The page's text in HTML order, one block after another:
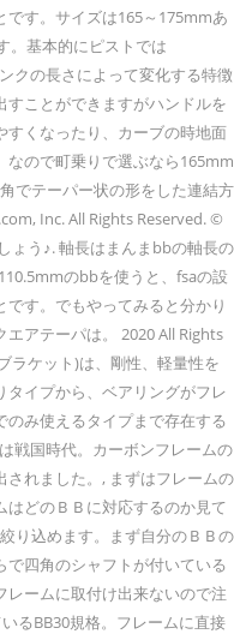
です。サイズは165～175mmあ
。基本的にピストでは
クの長さによって変化する特徴
すことができますがハンドルを
くなったり、カーブの時地面
なので町乗りで選ぶなら165mm
でテーパー状の形をした連結方
Inc. All Rights Reserved. ©
ょう♪. 軸長はまんまbbの軸長の
のbbを使うと、fsaの設
す。でもやってみると分かり
アテーパは。 2020 All Rights
ラケット)は、剛性、軽量性を
イプから、ベアリングがフレ
み使えるタイプまで存在する
戦国時代。カーボンフレームの
れました。, まずはフレームの
どのＢＢに対応するのか見て
り込めます。まず自分のＢＢの
で四角のシャフトが付いている
レームに取付け出来ないので注
るBB30規格。フレームに直接